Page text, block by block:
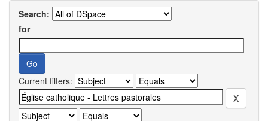
Search:
for
Current filters: